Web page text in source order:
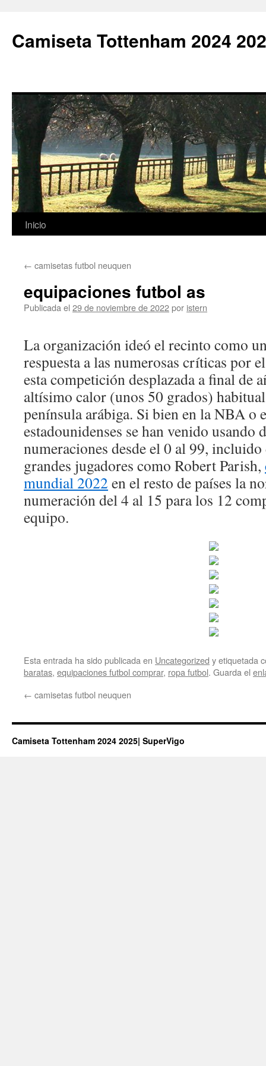
Camiseta Tottenham 2024
Saltar
contenido
Inicio
← camisetas futbol neuquen
equipaciones futbol as
Publicada el 29 de noviembre de 2022por istern
La organización ideó el recinto como
respuesta a las numerosas críticas por
esta competición desplazada a final de
altísimo calor (unos 50 grados)
península arábiga. Si bien en la NBA o
estadounidenses se han venido usando
numeraciones desde el 0 al 99,
grandes jugadores como Robert Parish,
mundial 2022 en el resto de países la
numeración del 4 al 15 para los 12
equipo.
Esta entrada ha sido publicada en Uncategorized y etiquetada
baratas, equipaciones futbol comprar, ropa futbol. Guarda el
← camisetas futbol neuquen
Camiseta Tottenham 2024 2025| SuperVigo